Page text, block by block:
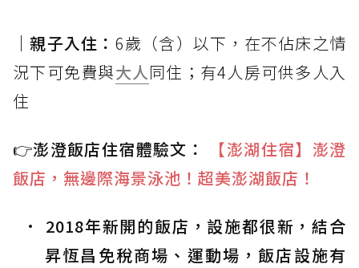
｜親子入住： 6歲（含）以下，在不佔床之情
況下可免費與大人同住；有4人房可供多人入
住
👉澎澄飯店住宿體驗文：
【澎湖住宿】澎澄
飯店，無邊際海景泳池！超美澎湖飯店！
2018年新開的飯店，設施都很新，結合
昇恆昌免稅商場、運動場，飯店設施有